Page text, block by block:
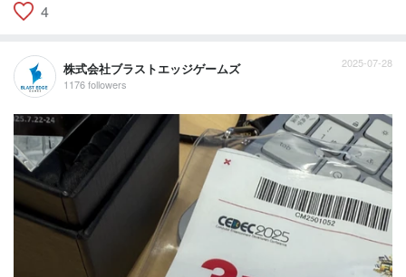
4
株式会社ブラストエッジゲームズ
1176 followers
2025-07-28